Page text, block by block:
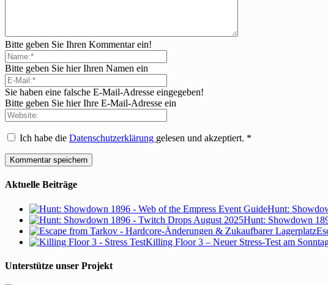
Bitte geben Sie Ihren Kommentar ein!
Bitte geben Sie hier Ihren Namen ein
Sie haben eine falsche E-Mail-Adresse eingegeben!
Bitte geben Sie hier Ihre E-Mail-Adresse ein
Ich habe die Datenschutzerklärung gelesen und akzeptiert. *
Aktuelle Beiträge
Hunt:
Hunt: Showdown
Killing Floor 3 – Neuer Stress-Test am
Unterstütze unser Projekt